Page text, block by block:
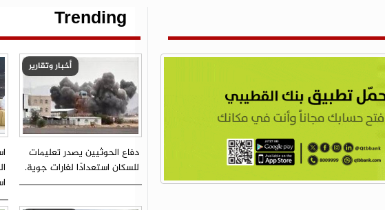
Trending
أخبار وتقارير
دفاع الحوثيين يصدر تعليمات
للسكان استعدادًا لغارات جوية.